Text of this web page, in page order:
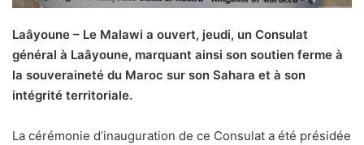
Laâyoune – Le Malawi a ouvert, jeudi, un Consulat
général à Laâyoune, marquant ainsi son soutien ferme à
la souveraineté du Maroc sur son Sahara et à son
intégrité territoriale.
La cérémonie d’inauguration de ce Consulat a été présidée